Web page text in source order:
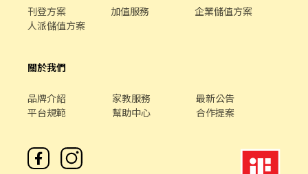
https://www.chickpt.com.tw/job-XDA1QPegemjx . 📢**同時招
募 ✨大台北區✨內勤辦公類型: 會計,財務,HR專員 #長期人員👇 👉 查
就在夜市現場，只需要配合 1 個小時，不用整場，當天就能看到實
際工作的樣子，覺得合適再繼續排班，不勉強。
8H$342~426/H ➜最高可領【$82,000】 ▃▃▃▼夜班：23:00 ~
07:20 ▼▃▃▃ ▶️薪水：8H月排休8天未加班時薪$270 ➜ 未加班
做二休二制] ▃▃▃▼日班：07:00 ~ 19:00 ▼▃▃▃ ▶️薪水：12H
$322~641/H ➜最高可領【$77,000】 ▃▃▃▼夜班：19:00 ~ 07:00
▼▃▃▃ ▶️薪水：12H做二休二時薪$270 ➜ 未加班$40,500 ✅加
▬▬▬▬▬▬【應徵找連先生，工作馬上來】▬▬▬▬▬▬ ☎️
0975-798-880 連先生預約(未接聽請傳簡訊姓名+電話+職缺名稱)
刊登方案 加值服務
企業儲值方案
人派儲值方案
關於我們
品牌介紹 家教服務
最新公告
平台規範
幫助中心 合作提案